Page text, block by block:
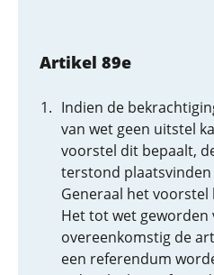
Artikel 89e
Indien de
van wet geen uitstel
voorstel dit bepaalt,
terstond
Generaal het
Het tot wet geworden
overeenkomstig de
een referendum